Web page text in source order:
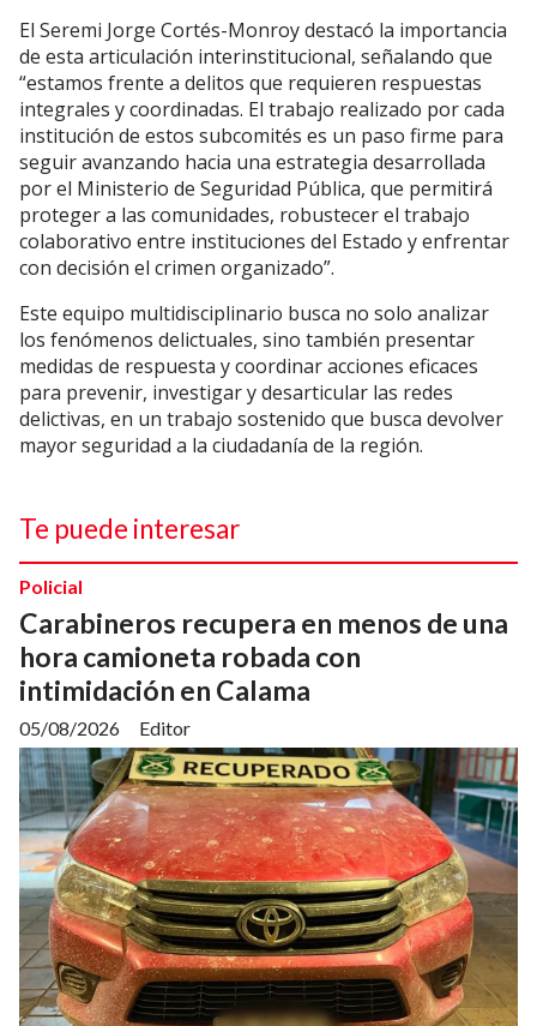
El Seremi Jorge Cortés-Monroy destacó la importancia
de esta articulación interinstitucional, señalando que
“estamos frente a delitos que requieren respuestas
integrales y coordinadas. El trabajo realizado por cada
institución de estos subcomités es un paso firme para
seguir avanzando hacia una estrategia desarrollada
por el Ministerio de Seguridad Pública, que permitirá
proteger a las comunidades, robustecer el trabajo
colaborativo entre instituciones del Estado y enfrentar
con decisión el crimen organizado”.
Este equipo multidisciplinario busca no solo analizar
los fenómenos delictuales, sino también presentar
medidas de respuesta y coordinar acciones eficaces
para prevenir, investigar y desarticular las redes
delictivas, en un trabajo sostenido que busca devolver
mayor seguridad a la ciudadanía de la región.
Te puede interesar
Carabineros recupera en menos de una
hora camioneta robada con
intimidación en Calama
Editor
Policial
05/08/2026